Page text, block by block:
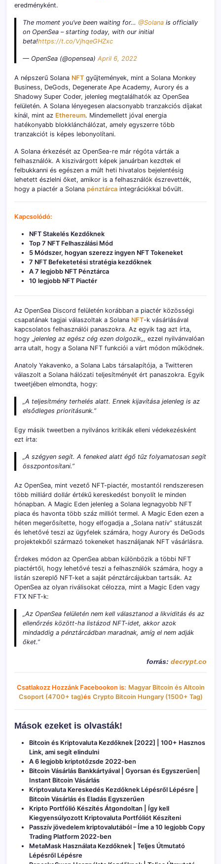
eredményként.
The moment you’ve been waiting for… @Solanais officially
on OpenSea – starting today, with our initial
beta!https://t.co/VjhqeGHZxc
— OpenSea (@opensea) April 6, 2022
A népszerű Solana NFT gyűjtemények, mint a Solana Monkey
Business, DeGods, Degenerate Ape Academy, Aurory és a
Shadowy Super Coder, jelenleg megtalálhatók az OpenSea
felületén. A Solana lényegesen alacsonyabb tranzakciós díjakat
kínál, mint az Ethereum. Mindemellett jóval energia
hatékonyabb blokklánchálózat, amely egyszerre több
tranzakciót is képes lebonyolítani.
A Solana érkezését az OpenSea-re már régóta várták a
felhasználók. A kiszivárgott képek januárban kezdtek el
felbukkanni és egészen a múlt heti hivatalos bejelentésig
lehetett észlelni őket, amikor is a felhasználók észrevették,
hogy a piactér a Solana pénztárca integrációkkal bővült.
Kapcsolódó:
NFT Stakelés Kezdőknek
Top 7 NFT Felhaszálási Mód
5 Módszer, hogyan szerezz ingyen NFT Tokeneket
7 NFT Befeketetési stratégia kezdőknek
A 7 legjobb NFT Pénztárca
10 legjobb NFT Piactér
Az OpenSea Discord felületén korábban a piactér közösségi
csapatának tagjai válaszoltak a Solana NFT-k vásárlásával
kapcsolatos felhasználói panaszokra. Az egyik tag azt írta,
hogy „jelenleg az egész cég ezen dolgozik„, ezzel nyilvánvalóan
arra utalt, hogy a Solana NFT funkciói a várt módon működnek.
Anatoly Yakavenko, a Solana Labs társalapítója, a Twitteren
válaszolt a Solana hálózati teljesítményét ért panaszokra. Egyik
tweetjében elmondta, hogy:
„A teljesítmény terhelés alatt. Ennek kijavítása jelenleg is az
elsődleges prioritásunk.”
Egy másik tweetben a nyilvános kritikák elleni védekezésként
ezt írta:
„A szégyen segít. A feneked alatt égő tűz folyamatosan segít
összpontosítani.”
Az OpenSea, mint vezető NFT-piactér, mostantól rendszeresen
több milliárd dollár értékű kereskedést bonyolít le minden
hónapban. A Magic Eden jelenleg a Solana legnagyobb NFT
piaca és havonta több száz milliót termel. A Magic Eden ezen a
héten megerősítette, hogy elfogadja a „Solana natív” státuszát
és lehetővé teszi az ügyfelek számára, hogy Aurory és DeGods
projektekből származó tokeneket használjanak NFT vásárlásra.
Érdekes módon az OpenSea abban különbözik a többi NFT
piactértől, hogy lehetővé teszi a felhasználók számára, hogy a
listán szereplő NFT-ket a saját pénztárcájukban tartsák. Az
OpenSea az olyan riválisokat célozza, mint a Magic Eden vagy
FTX NFT-k:
„Az OpenSea felületén nem kell választanod a likviditás és az
ellenőrzés között-ha listázod NFT-idet, akkor azok
mindaddig a pénztárcádban maradnak, amíg el nem adják
őket.”
forrás: decrypt.co
Csatlakozz Hozzánk Facebookon is: Magyar Bitcoin és Altcoin
Csoport (4700+ tag)és Crypto Bitcoin Hungary (1500+ Tag)
Mások ezeket is olvasták!
Bitcoin és Kriptovaluta Kezdőknek [2022] | 100+ Hasznos
Link, ami segít elindulni
A 6 legjobb kriptotőzsde 2022-ben
Bitcoin Vásárlás Bankkártyával | Gyorsan és Egyszerűen|
Instant Bitcoin Vásárlás
Kriptovaluta Kereskedés Kezdőknek Lépésről Lépésre |
Bitcoin Vásárlás és Eladás Egyszerűen
Kripto Portfólió Készítés Átgondoltan | Így kell
Kiegyensúlyozott Kriptovaluta Portfóliót Készíteni
Passzív jövedelem kriptovalutából – Íme a 10 legjobb Copy
Trading Platform 2022-ben
MetaMask Használata Kezdőknek | Teljes Útmutató
Lépésről Lépésre